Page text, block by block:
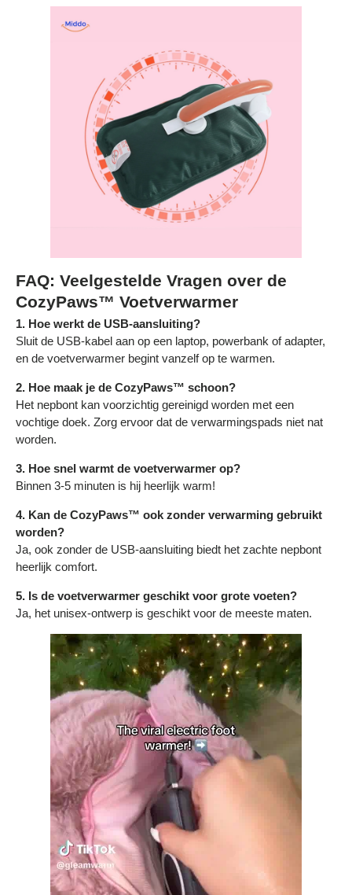
FAQ: Veelgestelde Vragen over de
CozyPaws™ Voetverwarmer
1. Hoe werkt de USB-aansluiting?
Sluit de USB-kabel aan op een laptop, powerbank of adapter,
en de voetverwarmer begint vanzelf op te warmen.
2. Hoe maak je de CozyPaws™ schoon?
Het nepbont kan voorzichtig gereinigd worden met een
vochtige doek. Zorg ervoor dat de verwarmingspads niet nat
worden.
3. Hoe snel warmt de voetverwarmer op?
Binnen 3-5 minuten is hij heerlijk warm!
4. Kan de CozyPaws™ ook zonder verwarming gebruikt
worden?
Ja, ook zonder de USB-aansluiting biedt het zachte nepbont
heerlijk comfort.
5. Is de voetverwarmer geschikt voor grote voeten?
Ja, het unisex-ontwerp is geschikt voor de meeste maten.